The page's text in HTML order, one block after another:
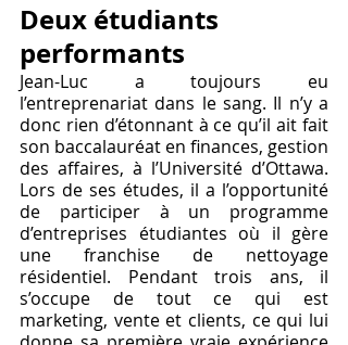
Deux étudiants
performants
Jean-Luc a toujours eu
l’entreprenariat dans le sang. Il n’y a
donc rien d’étonnant à ce qu’il ait fait
son baccalauréat en finances, gestion
des affaires, à l’Université d’Ottawa.
Lors de ses études, il a l’opportunité
de participer à un programme
d’entreprises étudiantes où il gère
une franchise de nettoyage
résidentiel. Pendant trois ans, il
s’occupe de tout ce qui est
marketing, vente et clients, ce qui lui